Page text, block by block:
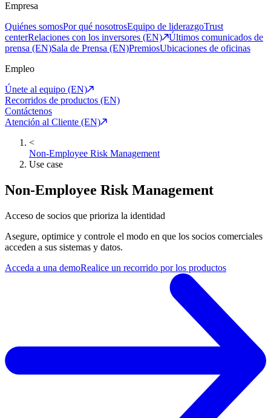
Empresa
Quiénes somosPor qué nosotrosEquipo de liderazgoTrust
centerRelaciones con los inversores (EN)
Últimos comunicados de
prensa (EN)Sala de Prensa (EN)PremiosUbicaciones de oficinas
Empleo
Únete al equipo (EN)
Recorridos de productos (EN)
Contáctenos
Atención al Cliente (EN)
<
Non-Employee Risk Management
Use case
Non-Employee Risk Management
Acceso de socios que prioriza la identidad
Asegure, optimice y controle el modo en que los socios comerciales
acceden a sus sistemas y datos.
Acceda a una demoRealice un recorrido por los productos